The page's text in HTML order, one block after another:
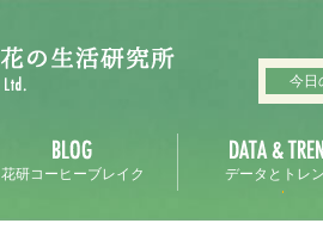
今日
花研コーヒーブレイク データとトレ